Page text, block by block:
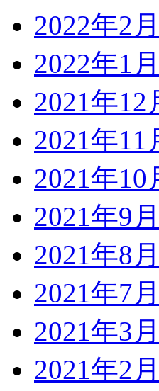
2022年2月
2022年1月
2021年12
2021年11
2021年10
2021年9月
2021年8月
2021年7月
2021年3月
2021年2月